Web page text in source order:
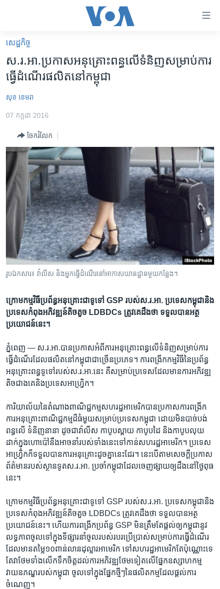
គេហទំព័រ​
ទាក់ទង
រំលង​
និង​
ទំព័រ​
ម្តង
រំលង​
និង​
ចូល​
ទៅ​
ទំព័រ​
និង​
ទំព័រ​
ស្វែង​
រក
អន្តរជាតិ
ហេឡូវីអូអេ
កម្ពុជាច្នៃប្រតិដ្ឋ
ព្រឹត្តិការណ៍ព័ត៌មាន
ទូរទស្សន៍ / វីដេអូ​
វិទ្យុ / ផតខាសថ៍
កម្មវិធីទាំងអស់
Khmer English
បណ្តាញ​សង្គម
ភាសា
សេដ្ឋកិច្ច
ស.រ.អា.​​​ប្រកាស​​អនុគ្រោះ​ពន្ធ​លើ​ទំនិញ​សម្រាប់​​ការ​
ធ្វើ​ដំណើរ​​ផលិត​នៅ​កម្ពុជា
សុខ ខេមរា
07 កក្កដា 2016
ចែករំលែក
រូបឯកសារ៖ វ៉ាលីស និងអ្នកធ្វើដំណើរ​នៅ​អាកាសយានដ្ឋាន​មួយកន្លែង។
ក្រោម​កម្ម​វិធីប្រព័ន្ធ​អនុគ្រោះ​ជាទូទៅ​ GSP ​របស់​ស.រ.អា.​​ ប្រទេស​កម្ពុជា​និង​
ប្រទេស​កំពុង​អភិវឌ្ឍន៍​តិចតួច ​LDBDCs ​ត្រូវគេ​ដឹង​ថា​ ទទួល​បាន​អត្ថ​
ប្រយោជន៍​នេះ។ ​
ភ្នំពេញ — ស.រ.អា.បាន​ប្រកាស​អំពី​ការ​អនុគ្រោះ​ពន្ធលើ​ទំនិញ​សម្រាប់​ការ
ធ្វើ​ដំណើរ​ដែល​ផលិត​នៅ​កម្ពុជា​ជា​ច្រើន​ប្រភេទ។ ​ការ​ពង្រីក​កម្មវិធី​នៃ​ប្រព័ន្ធ​
អនុគ្រោះ​ពន្ធ​ទូទៅ​របស់​ស.រ.អា.​នេះ ​គឺ​សម្រាប់ប្រទេស​ដែល​មាន​ការ​អភិវឌ្ឍ​
តិចជាង​គេ​និង​ប្រទេស​អាហ្រ្វិក។ ​
ការិយាល័យ​នៃ​តំណាង​ពាណិជ្ជកម្ម​សហរដ្ឋ​អាមេរិក​បាន​ប្រកាស​ការ​ពង្រីក​
ការ​អនុគ្រោះពាណិជ្ជកម្ម​ដ៏ធំមួយ​សម្រាប់​ប្រទេស​កម្ពុជា​ ដោយ​មិន​បាច់​បង់
ពន្ធ​លើ​ ទំនិញ​នានា​ ដូច​ជា​វ៉ាលីស ​កាបូប​ស្ពាយ ​កាបូបដៃ​ និង​កាបូប​លុយ​
ដាក់​ក្នុង​ហោប៉ៅ​នឹង​អាច​នាំ​របស់​ទាំងនេះ​ទៅ​កាន់​សហ​រដ្ឋ​អាមេរិក។​ ប្រទេស​
អាហ្រ្វិក​ក៏​ទទួល​បាន​ការ​អនុគ្រោះ​ដូចគ្នា​នេះ​ដែរ។​ នេះបើ​តាម​សេចក្តី​ប្រកាស​
ព័ត៌មាន​របស់​ស្ថានទូត​ស.រ.អា.​ ប្រចាំ​កម្ពុជា​ដែល​ចេញ​ផ្សាយ​ឲ្យដឹង​នៅថ្ងៃ​ពុធ​
នេះ។​
ក្រោម​កម្ម​វិធីប្រព័ន្ធ​អនុគ្រោះ​ជាទូទៅ​ GSP ​របស់​ស.រ.អា. ប្រទេស​កម្ពុជា​និង​
ប្រទេស​កំពុង​អភិវឌ្ឍន៍​តិចតួច ​LDBDCs ​ត្រូវគេ​ដឹង​ថា​ ទទួល​បាន​អត្ថ​
ប្រយោជន៍​នេះ។ ​ហើយ​ការ​ពង្រីក​ប្រព័ន្ធ ​GSP ​មិន​ត្រឹម​តែផ្តល់​ឲ្យ​កម្ពុជា​នូវ​
លទ្ធភាព​ចូល​ទៅ​ក្នុង​ទីផ្សារ​នាំ​ចូល​របស់​របរ​ប្រើប្រាស់​សម្រាប់ការធ្វើ​ដំណើរ​
ដែល​មាន​តម្លៃ​១០​ពាន់​លានដុល្លារ​អាមេរិក ​ទៅសហ​រដ្ឋ​អាមេរិក​តែ​ប៉ុណ្ណោះ​ទេ​
តែ​វា​ថែម​ទាំង​លើក​ទឹក​ចិត្ត​ដល់​ការ​អភិវឌ្ឍថែម​ទៀត​លើ​ផ្នែក​ឧស្សាហ​កម្ម​
វាយន​ភណ្ឌ​របស់​កម្ពុជា​ ចូល​ទៅ​ក្នុង​ផ្នែក​ថ្មីៗ​នៃ​ផលិត​កម្ម​ដែល​ផ្តល់​ការ​
ចំណេញ។